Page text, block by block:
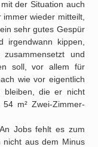
der Situation auch
wieder mitteilt,
sehr gutes Gespür
irgendwann kippen,
und
soll, vor allem für
wie vor eigentlich
bleiben, die er nicht
m² Zwei-Zimmer-
Jobs fehlt es zum
aus dem Minus